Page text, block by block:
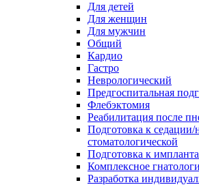
Для детей
Для женщин
Для мужчин
Общий
Кардио
Гастро
Неврологический
Предгоспитальная
Флебэктомия
Реабилитация после
Подготовка к седации/
стоматологической
Подготовка к
Комплексное
Разработка